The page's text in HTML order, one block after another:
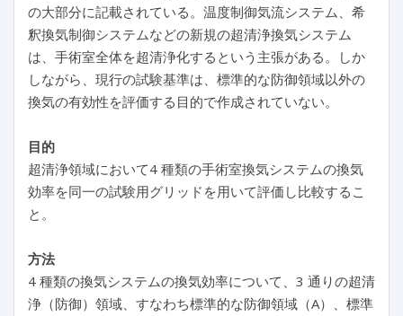
の大部分に記載されている。温度制御気流システム、希
釈換気制御システムなどの新規の超清浄換気システム
は、手術室全体を超清浄化するという主張がある。しか
しながら、現行の試験基準は、標準的な防御領域以外の
換気の有効性を評価する目的で作成されていない。
目的
超清浄領域において4 種類の手術室換気システムの換気
効率を同一の試験用グリッドを用いて評価し比較するこ
と。
方法
4 種類の換気システムの換気効率について、3 通りの超清
浄（防御）領域、すなわち標準的な防御領域（A）、標準